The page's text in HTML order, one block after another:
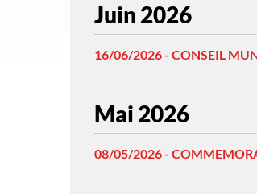
Juin 2026
16/06/2026 - CONSEIL
Mai 2026
08/05/2026 -